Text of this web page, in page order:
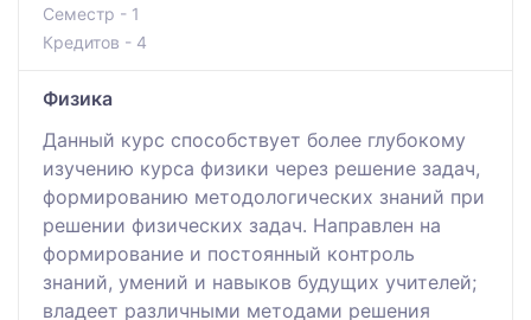
Семестр - 1
Кредитов - 4
Физика
Данный курс способствует более глубокому
изучению курса физики через решение задач,
формированию методологических знаний при
решении физических задач. Направлен на
формирование и постоянный контроль
знаний, умений и навыков будущих учителей;
владеет различными методами решения